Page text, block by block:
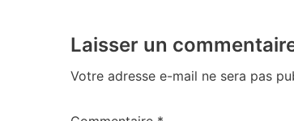
Laisser un
Votre adresse e-mail ne sera pas